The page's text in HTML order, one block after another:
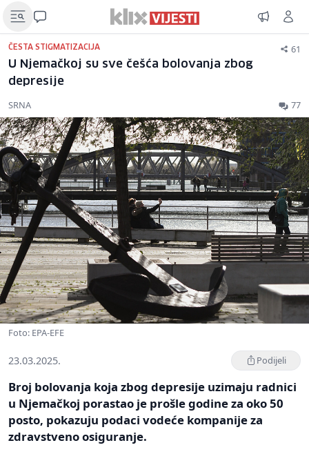
ČESTA STIGMATIZACIJA 61
U Njemačkoj su sve češća bolovanja zbog
depresije
SRNA 77
Foto: EPA-EFE
23.03.2025. Podijeli
Broj bolovanja koja zbog depresije uzimaju radnici
u Njemačkoj porastao je prošle godine za oko 50
posto, pokazuju podaci vodeće kompanije za
zdravstveno osiguranje.